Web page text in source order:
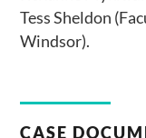
Tess Sheldon
Windsor).
CASE